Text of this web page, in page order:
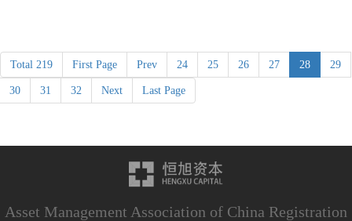
Total 219 First Page Prev 24 25 26 27 28 29
30 31 32 Next Last Page
Asset Management Association of China Registration